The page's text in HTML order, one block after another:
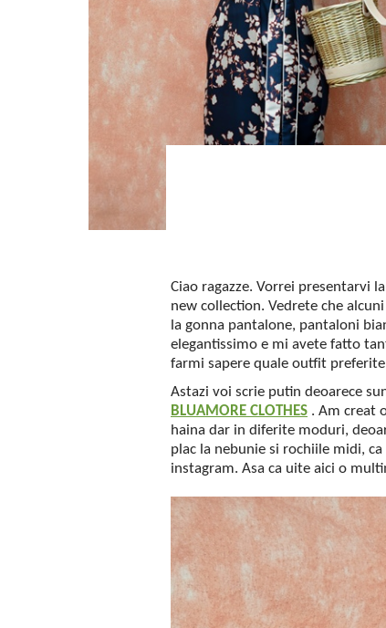
Ciao ragazze. Vorrei presentarvi
new collection. Vedrete che
la gonna pantalone, pantaloni
elegantissimo e mi avete fatto
farmi sapere quale outfit
Astazi voi scrie putin deoarece
BLUAMORE CLOTHES . Am creat
haina dar in diferite moduri,
plac la nebunie si rochiile midi,
instagram. Asa ca uite aici o